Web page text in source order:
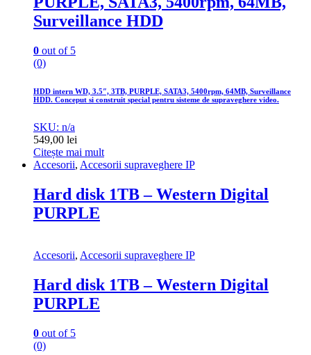
Surveillance HDD
0 out of 5
(0)
HDD intern WD, 3.5″, 3TB, PURPLE, SATA3, 5400rpm, 64MB, Surveillance
HDD. Conceput si construit special pentru sisteme de supraveghere video.
SKU: n/a
549,00 lei
Citește mai mult
Accesorii, Accesorii supraveghere IP
Hard disk 1TB – Western Digital
PURPLE
Accesorii, Accesorii supraveghere IP
Hard disk 1TB – Western Digital
PURPLE
0 out of 5
(0)